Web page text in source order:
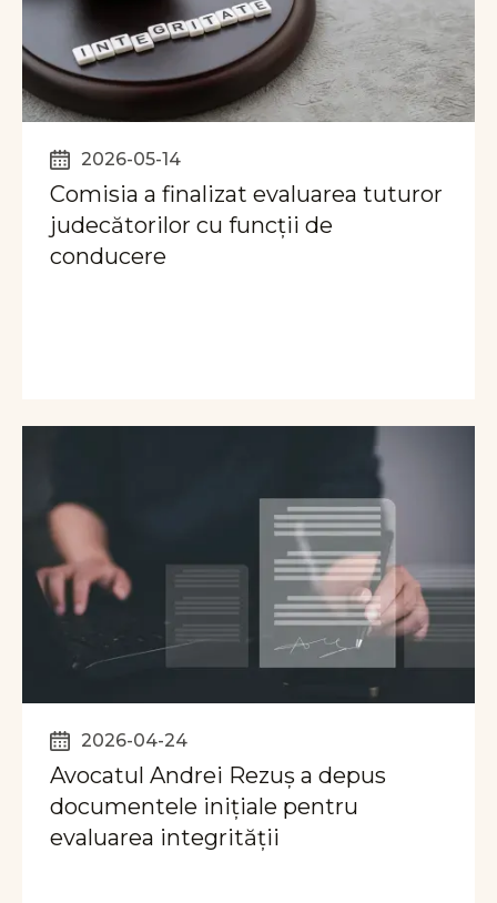
2026-05-14
Comisia a finalizat evaluarea tuturor
judecătorilor cu funcții de
conducere
2026-04-24
Avocatul Andrei Rezuș a depus
documentele inițiale pentru
evaluarea integrității